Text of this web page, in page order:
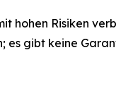
hohen Risiken
es gibt keine